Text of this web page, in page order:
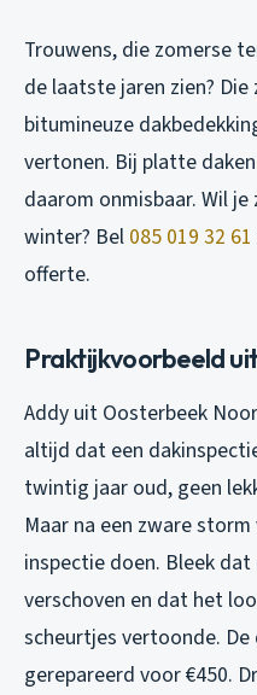
Trouwens, die zomerse
de laatste jaren zien?
bitumineuze
vertonen. Bij platte
daarom onmisbaar. Wil
winter? Bel 085 019 32 61
offerte.
Praktijkvoorbeeld
Addy uit Oosterbeek
altijd dat een
twintig jaar oud, geen
Maar na een zware
inspectie doen. Bleek
verschoven en dat het
scheurtjes vertoonde.
gerepareerd voor €450.